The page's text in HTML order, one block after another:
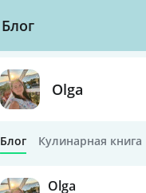
Блог
Olga
Блог Кулинарная книга
Olga